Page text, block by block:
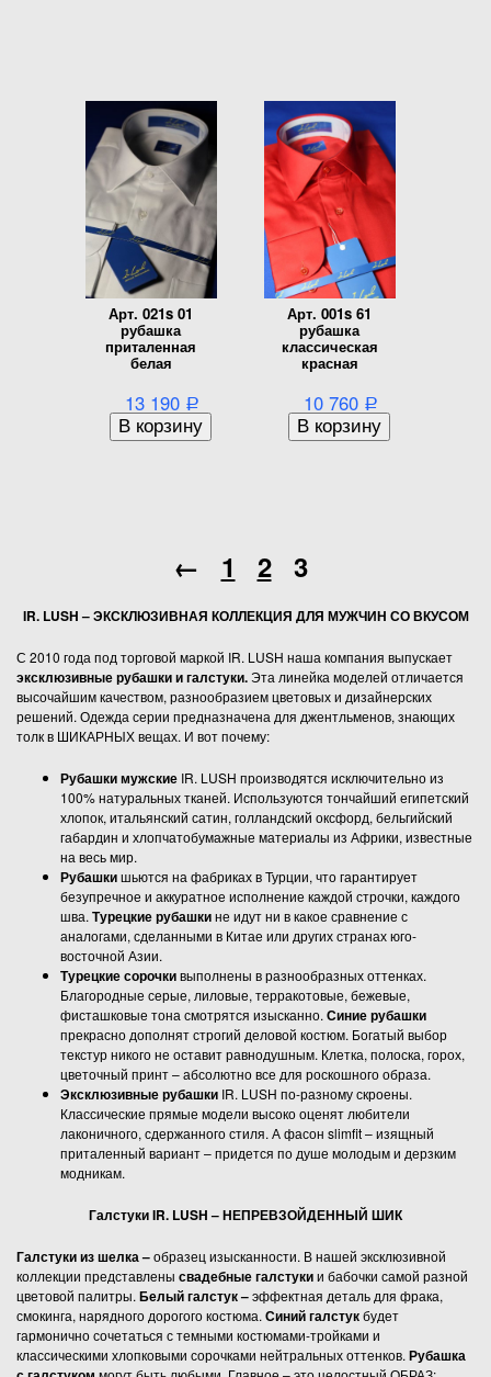
Арт. 021s 01
рубашка
приталенная
белая
13 190 Р
Арт. 001s 61
рубашка
классическая
красная
10 760 Р
← 1 2 3
IR. LUSH – ЭКСКЛЮЗИВНАЯ КОЛЛЕКЦИЯ ДЛЯ МУЖЧИН СО ВКУСОМ
С 2010 года под торговой маркой IR. LUSH наша компания выпускает
эксклюзивные рубашки и галстуки.Эта линейка моделей отличается
высочайшим качеством, разнообразием цветовых и дизайнерских
решений. Одежда серии предназначена для джентльменов, знающих
толк в ШИКАРНЫХ вещах. И вот почему:
Рубашки мужские IR. LUSH производятся исключительно из
100% натуральных тканей. Используются тончайший египетский
хлопок, итальянский сатин, голландский оксфорд, бельгийский
габардин и хлопчатобумажные материалы из Африки, известные
на весь мир.
Рубашкишьются на фабриках в Турции, что гарантирует
безупречное и аккуратное исполнение каждой строчки, каждого
шва. Турецкие рубашкине идут ни в какое сравнение с
аналогами, сделанными в Китае или других странах юго-
восточной Азии.
Турецкие сорочкивыполнены в разнообразных оттенках.
Благородные серые, лиловые, терракотовые, бежевые,
фисташковые тона смотрятся изысканно. Синие рубашки
прекрасно дополнят строгий деловой костюм. Богатый выбор
текстур никого не оставит равнодушным. Клетка, полоска, горох,
цветочный принт – абсолютно все для роскошного образа.
Эксклюзивные рубашки IR. LUSH по-разному скроены.
Классические прямые модели высоко оценят любители
лаконичного, сдержанного стиля. А фасон slimfit – изящный
приталенный вариант – придется по душе молодым и дерзким
модникам.
Галстуки IR. LUSH – НЕПРЕВЗОЙДЕННЫЙ ШИК
Галстуки из шелка –образец изысканности. В нашей эксклюзивной
коллекции представлены свадебные галстукии бабочки самой разной
цветовой палитры. Белый галстук –эффектная деталь для фрака,
смокинга, нарядного дорогого костюма. Синий галстукбудет
гармонично сочетаться с темными костюмами-тройками и
классическими хлопковыми сорочками нейтральных оттенков. Рубашка